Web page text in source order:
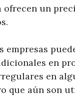
ofrecen un
empresas
en
en
que aún son